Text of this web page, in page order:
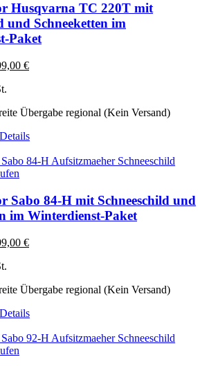
Husqvarna TC 220T mit
und Schneeketten im
Paket
€
Übergabe regional (Kein Versand)
Details
Sabo 84-H mit Schneeschild und
im Winterdienst-Paket
€
Übergabe regional (Kein Versand)
Details